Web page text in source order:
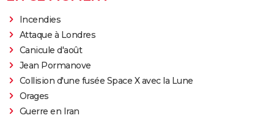
Incendies
Attaque à Londres
Canicule d'août
Jean Pormanove
Collision d'une fusée Space X avec la Lune
Orages
Guerre en Iran